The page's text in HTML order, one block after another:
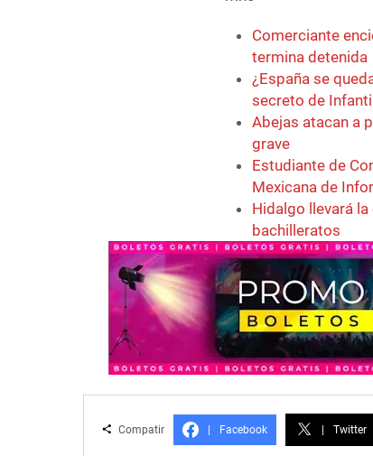
Comerciante
termina detenida
¿España se
secreto de
Abejas atacan a
grave
Estudiante de
Mexicana de
Hidalgo llevará la
bachilleratos
Compatir Facebook Twitter